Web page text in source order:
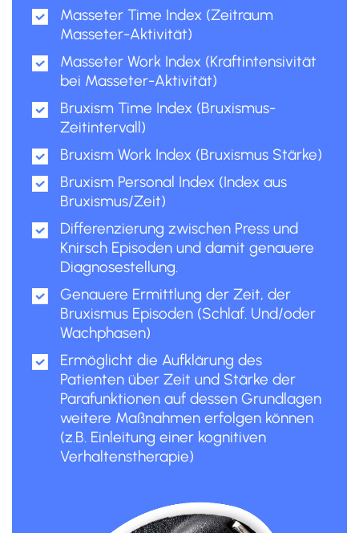
Masseter Time Index (Zeitraum
Masseter-Aktivität)
Masseter Work Index (Kraftintensivität
bei Masseter-Aktivität)
Bruxism Time Index (Bruxismus-
Zeitintervall)
Bruxism Work Index (Bruxismus Stärke)
Bruxism Personal Index (Index aus
Bruxismus/Zeit)
Differenzierung zwischen Press und
Knirsch Episoden und damit genauere
Diagnosestellung.
Genauere Ermittlung der Zeit, der
Bruxismus Episoden (Schlaf. Und/oder
Wachphasen)
Ermöglicht die Aufklärung des
Patienten über Zeit und Stärke der
Parafunktionen auf dessen Grundlagen
weitere Maßnahmen erfolgen können
(z.B. Einleitung einer kognitiven
Verhaltenstherapie)